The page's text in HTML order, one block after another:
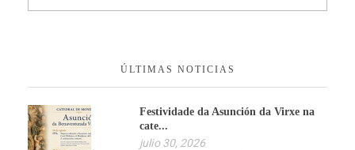
ÚLTIMAS NOTICIAS
Festividade da Asunción da Virxe na
cate...
julio 30, 2026